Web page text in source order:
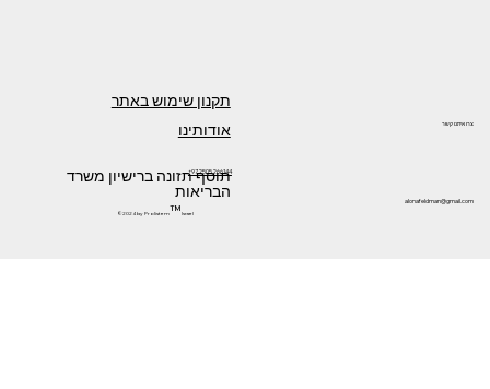
©2024 by Prolistem™Israel
אודותינו
תקנון שימוש באתר
תוסף תזונה ברישיון משרד
הבריאות alonafeldman@gmail.com
צרו איתנו קשר
+972505266144